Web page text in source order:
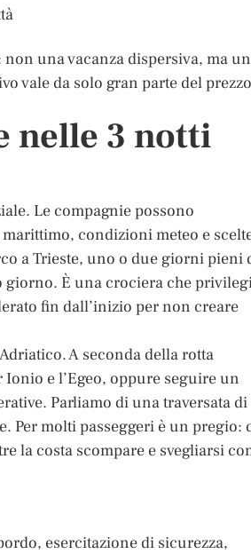
una vacanza dispersiva, ma
vale da solo gran parte del prezzo
nelle 3 notti
Le compagnie possono
condizioni meteo e
a Trieste, uno o due giorni pieni
È una crociera che
fin dall’inizio per non creare
A seconda della rotta
e l’Egeo, oppure seguire un
Parliamo di una traversata di
molti passeggeri è un pregio:
la costa scompare e svegliarsi
esercitazione di sicurezza,